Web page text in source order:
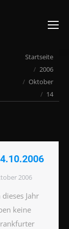
Suchen:
Du bist hier:Startseite
2006
Oktober
14
2006
Jahr
keine